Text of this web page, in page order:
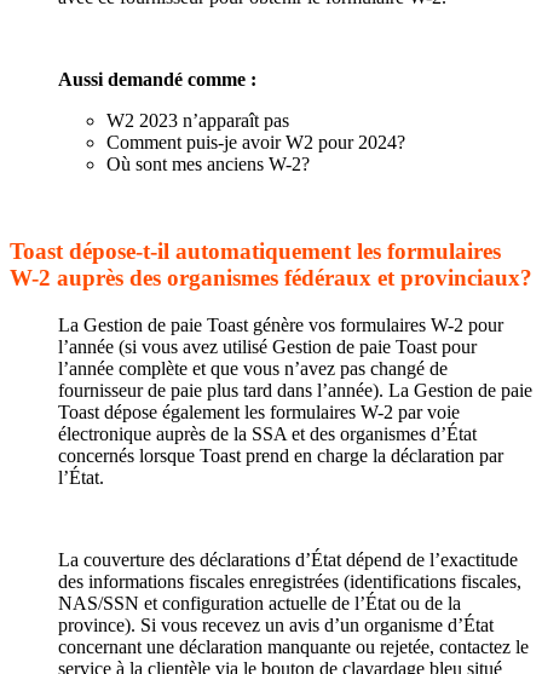
Aussi demandé comme :
W2 2023 n’apparaît pas
Comment puis-je avoir W2 pour 2024?
Où sont mes anciens W-2?
Toast dépose-t-il automatiquement les formulaires
W-2 auprès des organismes fédéraux et provinciaux?
La Gestion de paie Toast génère vos formulaires W-2 pour
l’année (si vous avez utilisé Gestion de paie Toast pour
l’année complète et que vous n’avez pas changé de
fournisseur de paie plus tard dans l’année). La Gestion de paie
Toast dépose également les formulaires W-2 par voie
électronique auprès de la SSA et des organismes d’État
concernés lorsque Toast prend en charge la déclaration par
l’État.
La couverture des déclarations d’État dépend de l’exactitude
des informations fiscales enregistrées (identifications fiscales,
NAS/SSN et configuration actuelle de l’État ou de la
province). Si vous recevez un avis d’un organisme d’État
concernant une déclaration manquante ou rejetée, contactez le
service à la clientèle via le bouton de clavardage bleu situé